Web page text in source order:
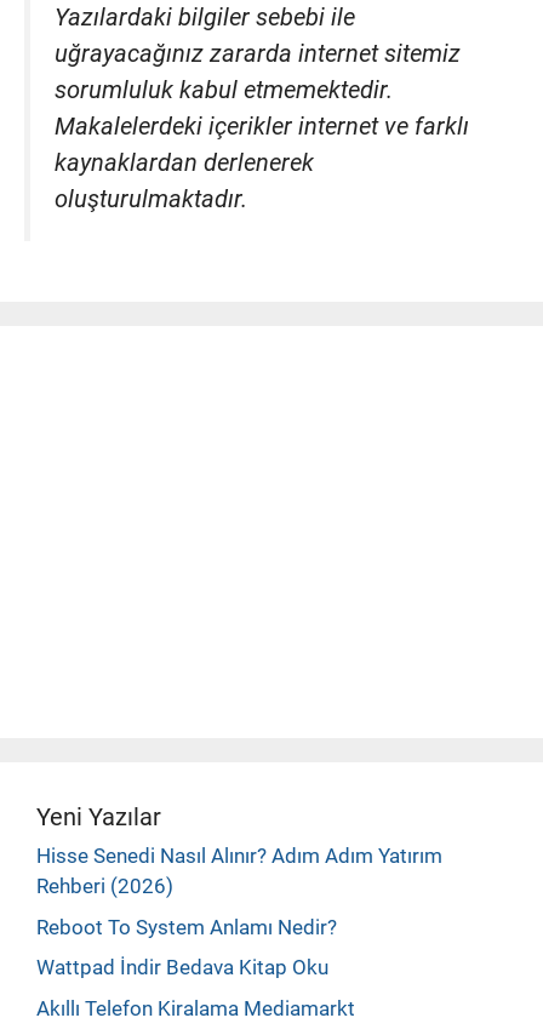
Yazılardaki bilgiler sebebi ile
uğrayacağınız zararda internet sitemiz
sorumluluk kabul etmemektedir.
Makalelerdeki içerikler internet ve farklı
kaynaklardan derlenerek
oluşturulmaktadır.
Yeni Yazılar
Hisse Senedi Nasıl Alınır? Adım Adım Yatırım
Rehberi (2026)
Reboot To System Anlamı Nedir?
Wattpad İndir Bedava Kitap Oku
Akıllı Telefon Kiralama Mediamarkt